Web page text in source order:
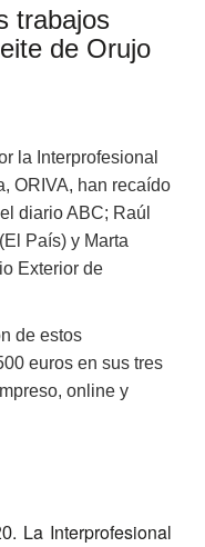
trabajos
de Orujo
la Interprofesional
ORIVA, han recaído
diario ABC; Raúl
País) y Marta
Exterior de
de estos
euros en sus tres
online y
. La Interprofesional